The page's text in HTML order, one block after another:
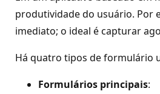
produtividade do usuário. Por
imediato; o ideal é capturar
Há quatro tipos de formulário
Formulários principais: